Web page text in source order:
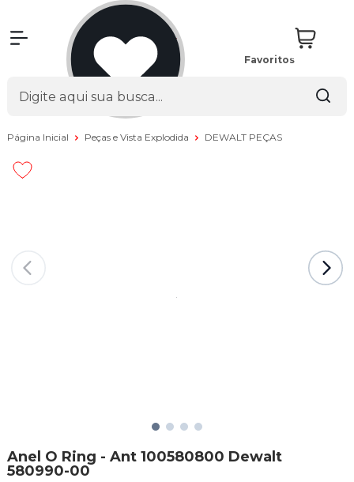
Favoritos
Página Inicial Peças e Vista Explodida DEWALT PEÇAS
Anel O Ring - Ant 100580800 Dewalt
580990-00